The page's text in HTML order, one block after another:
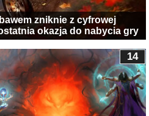
zniknie z cyfrowej
okazja do nabycia gry
14